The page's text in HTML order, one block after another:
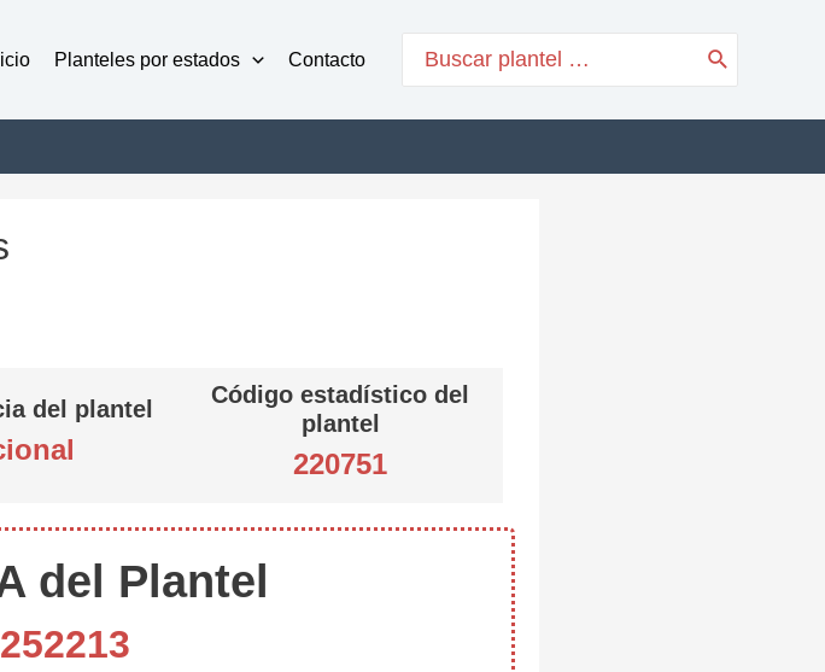
Planteles por estados Contacto
for:
del plantel
Código estadístico del
plantel
220751
del Plantel